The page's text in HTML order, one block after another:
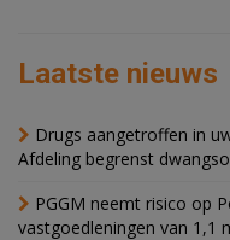
Laatste nieuws
Drugs aangetroffen in
Afdeling begrenst
PGGM neemt risico op
vastgoedleningen van 1,1